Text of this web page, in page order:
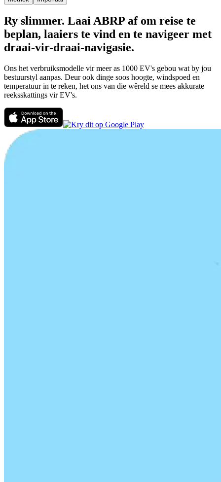
Ry slimmer. Laai ABRP af om reise te
beplan, laaiers te vind en te navigeer met
draai-vir-draai-navigasie.
Ons het verbruiksmodelle vir meer as 1000 EV's gebou wat by jou
bestuurstyl aanpas. Deur ook dinge soos hoogte, windspoed en
temperatuur in te reken, het ons van die wêreld se mees akkurate
reeksskattings vir EV's.